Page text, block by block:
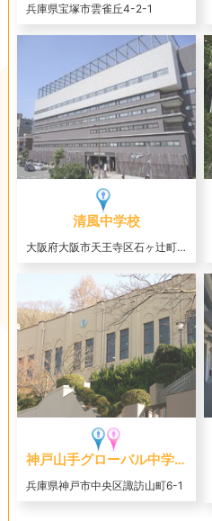
兵庫県宝塚市雲雀丘4-2-1
清風中学校
大阪府大阪市天王寺区石ヶ辻町12-16
神戸山手グローバル中学校
兵庫県神戸市中央区諏訪山町6-1